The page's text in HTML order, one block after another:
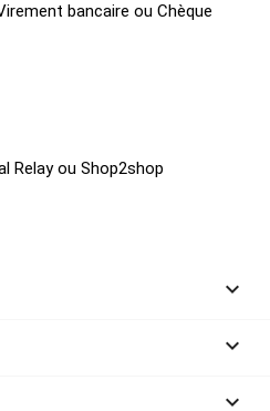
bancaire ou Chèque
Relay ou Shop2shop


